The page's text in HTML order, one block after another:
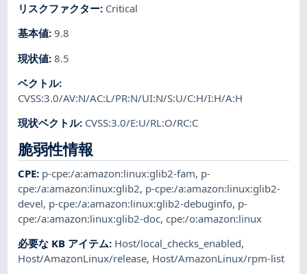
リスクファクター: Critical
基本値:9.8
現状値:8.5
ベクトル:
CVSS:3.0/AV:N/AC:L/PR:N/UI:N/S:U/C:H/I:H/A:H
現状ベクトル: CVSS:3.0/E:U/RL:O/RC:C
脆弱性情報
CPE: p-cpe:/a:amazon:linux:glib2-fam, p-
cpe:/a:amazon:linux:glib2, p-cpe:/a:amazon:linux:glib2-
devel, p-cpe:/a:amazon:linux:glib2-debuginfo, p-
cpe:/a:amazon:linux:glib2-doc,cpe:/o:amazon:linux
必要な KB アイテム: Host/local_checks_enabled,
Host/AmazonLinux/release, Host/AmazonLinux/rpm-list